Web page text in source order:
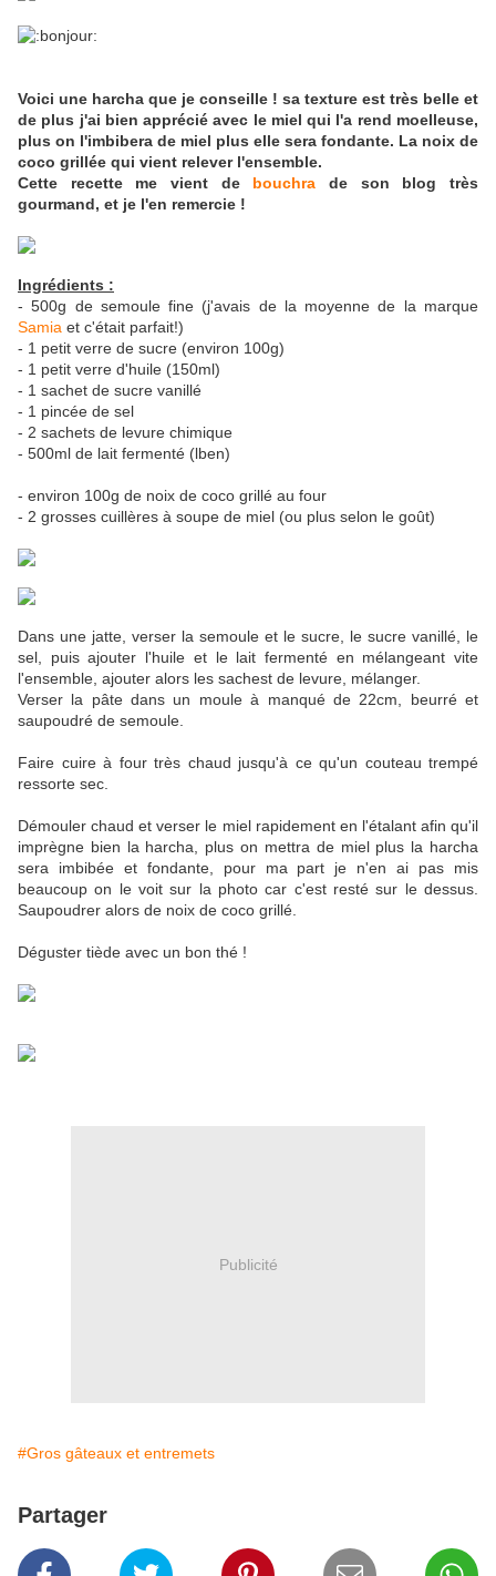
Voici une harcha que je conseille ! sa texture est très belle et
de plus j'ai bien apprécié avec le miel qui l'a rend moelleuse,
plus on l'imbibera de miel plus elle sera fondante. La noix de
coco grillée qui vient relever l'ensemble.
Cette recette me vient de bouchra de son blog très
gourmand, et je l'en remercie !
Ingrédients :
- 500g de semoule fine (j'avais de la moyenne de la marque
Samia et c'était parfait!)
- 1 petit verre de sucre (environ 100g)
- 1 petit verre d'huile (150ml)
- 1 sachet de sucre vanillé
- 1 pincée de sel
- 2 sachets de levure chimique
- 500ml de lait fermenté (lben)
- environ 100g de noix de coco grillé au four
- 2 grosses cuillères à soupe de miel (ou plus selon le goût)
Dans une jatte, verser la semoule et le sucre, le sucre vanillé, le
sel, puis ajouter l'huile et le lait fermenté en mélangeant vite
l'ensemble, ajouter alors les sachest de levure, mélanger.
Verser la pâte dans un moule à manqué de 22cm, beurré et
saupoudré de semoule.
Faire cuire à four très chaud jusqu'à ce qu'un couteau trempé
ressorte sec.
Démouler chaud et verser le miel rapidement en l'étalant afin qu'il
imprègne bien la harcha, plus on mettra de miel plus la harcha
sera imbibée et fondante, pour ma part je n'en ai pas mis
beaucoup on le voit sur la photo car c'est resté sur le dessus.
Saupoudrer alors de noix de coco grillé.
Déguster tiède avec un bon thé !
Publicité
#Gros gâteaux et entremets
Partager